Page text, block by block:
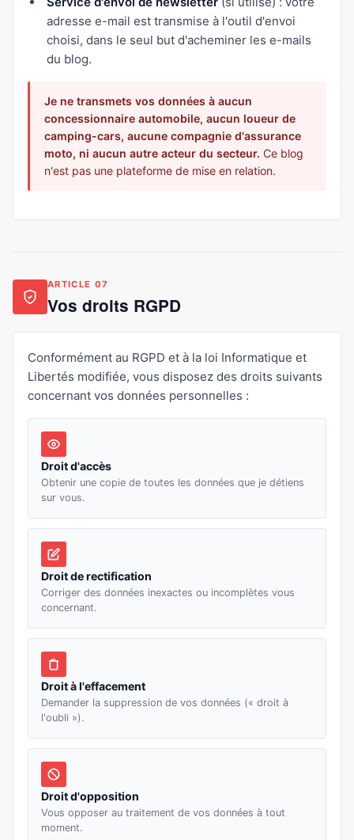
adresse e-mail est transmise à l'outil d'envoi
choisi, dans le seul but d'acheminer les e-mails
du blog.
Je ne transmets vos données à aucun
concessionnaire automobile, aucun loueur de
camping-cars, aucune compagnie d'assurance
moto, ni aucun autre acteur du secteur. Ce blog
n'est pas une plateforme de mise en relation.
ARTICLE 07
Vos droits RGPD
Conformément au RGPD et à la loi Informatique et
Libertés modifiée, vous disposez des droits suivants
concernant vos données personnelles :
Droit d'accès
Obtenir une copie de toutes les données que je détiens
sur vous.
Droit de rectification
Corriger des données inexactes ou incomplètes vous
concernant.
Droit à l'effacement
Demander la suppression de vos données (« droit à
l'oubli »).
Droit d'opposition
Vous opposer au traitement de vos données à tout
moment.